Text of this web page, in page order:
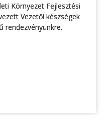
Környezet Fejlesztési
Vezetői készségek
rendezvényünkre.